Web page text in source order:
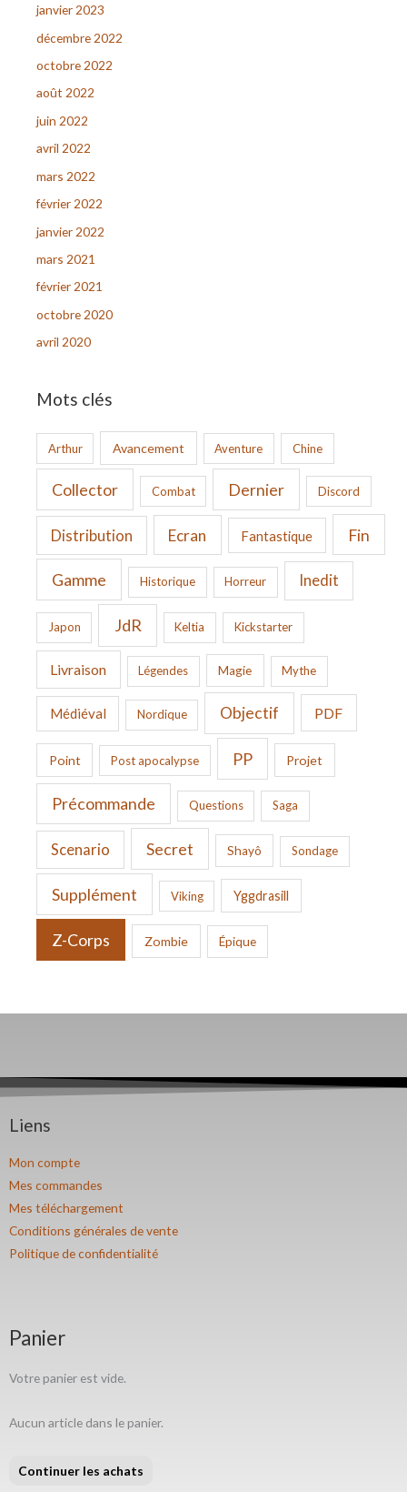
janvier 2023
décembre 2022
octobre 2022
août 2022
juin 2022
avril 2022
mars 2022
février 2022
janvier 2022
mars 2021
février 2021
octobre 2020
avril 2020
Mots clés
Arthur Avancement Aventure Chine
Collector Combat Dernier Discord
Distribution Ecran Fantastique Fin
Gamme Historique Horreur Inedit
Japon JdR Keltia Kickstarter
Livraison Légendes Magie Mythe
Médiéval Nordique Objectif PDF
Point Post apocalypse PP Projet
Précommande Questions Saga
Scenario Secret Shayô Sondage
Supplément Viking Yggdrasill
Z-Corps Zombie Épique
Liens
Mon compte
Mes commandes
Mes téléchargement
Conditions générales de vente
Politique de confidentialité
Panier
Votre panier est vide.
Aucun article dans le panier.
Continuer les achats